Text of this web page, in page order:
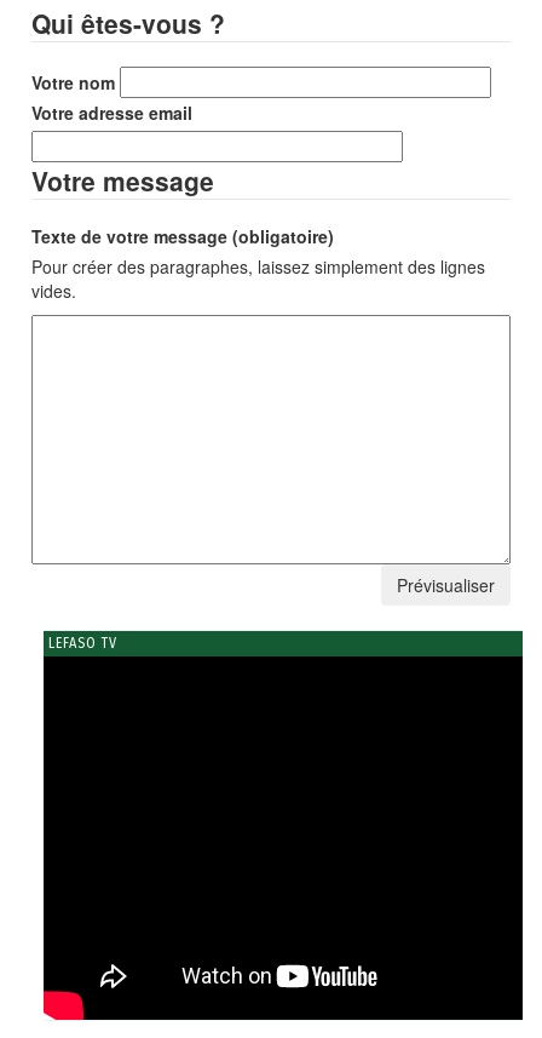
Qui êtes-vous ?
Votre nom
Votre adresse email
Votre message
Texte de votre message (obligatoire)
Pour créer des paragraphes, laissez simplement des lignes
vides.
LEFASO TV